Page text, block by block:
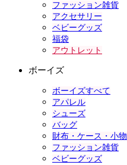
ファッション雑貨
アクセサリー
ベビーグッズ
福袋
アウトレット
ボーイズ
ボーイズすべて
アパレル
シューズ
バッグ
財布・ケース・小物
ファッション雑貨
ベビーグッズ